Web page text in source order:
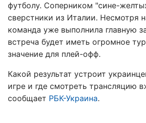
футболу. Соперником "сине-
сверстники из Италии. Несмотря
команда уже выполнила главную
встреча будет иметь огромное
значение для плей-офф.
Какой результат устроит
игре и где смотреть трансляцию
сообщает РБК-Украина.